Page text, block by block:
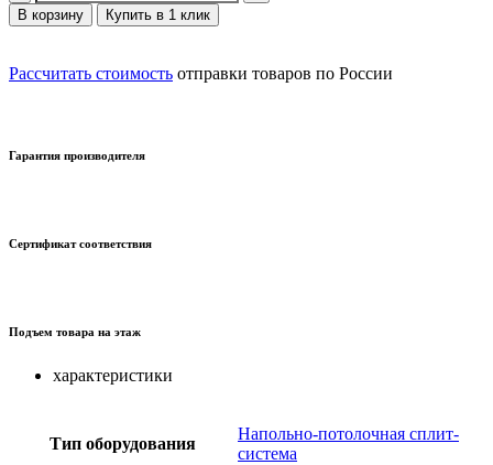
В корзину Купить в 1 клик
Рассчитать стоимость отправки товаров по России
Гарантия производителя
Сертификат соответствия
Подъем товара на этаж
характеристики
Тип оборудования
Напольно-потолочная сплит-
система